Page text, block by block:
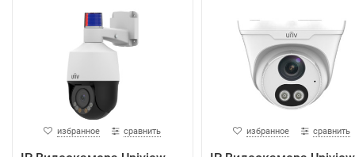
избранное сравнить избранное сравнить